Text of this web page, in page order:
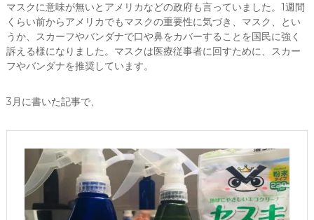
マスクに意味が無いとアメリカなどの政府も言っていました。1週間
くらい前からアメリカでもマスクの重要性に気づき、マスク、とい
うか、スカーフやバンダナで口や鼻をカバーすることを国民に強く
訴える様になりました。マスクは医療従事者に回すために、スカー
フやバンダナを推奨しています。
3月に書いた記事で、